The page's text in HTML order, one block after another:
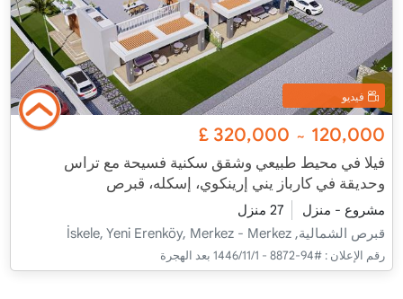
فيديو
120,000
~
320,000
£
فيلا في محيط طبيعي وشقق سكنية فسيحة مع تراس
وحديقة في كارباز يني إرينكوي، إسكله، قبرص
مشروع - منزل
27 منزل
قبرص الشمالية, İskele, Yeni Erenköy, Merkez - Merkez
رقم الإعلان : #94-8872 - 1‏‏/11‏‏/1446 بعد الهجرة